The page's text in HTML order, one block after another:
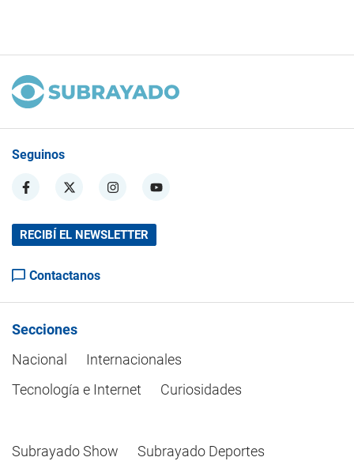
Seguinos
RECIBÍ EL NEWSLETTER
Contactanos
Secciones
Nacional
Internacionales
Tecnología e Internet
Curiosidades
Subrayado Show Subrayado Deportes